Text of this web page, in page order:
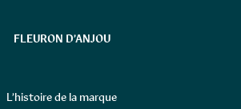
FLEURON D’ANJOU
L’histoire de la marque